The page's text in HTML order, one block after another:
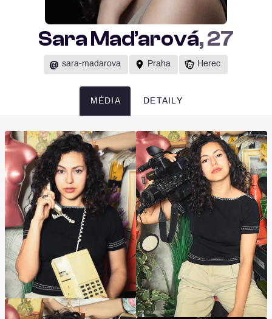
Sara Maďarová, 27
@ sara-madarova Praha Herec
MÉDIA DETAILY
Média